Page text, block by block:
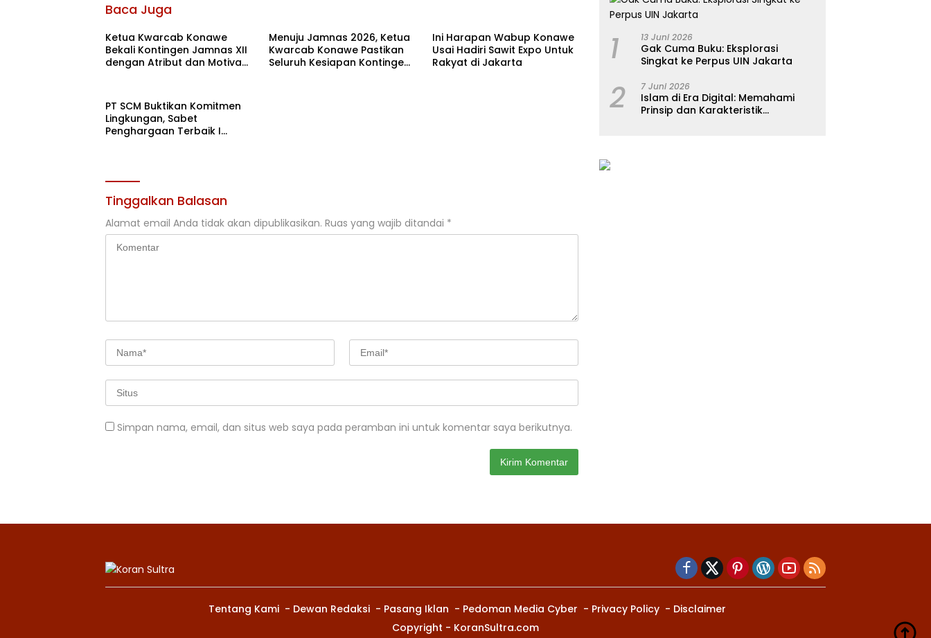
Baca Juga
Ketua Kwarcab Konawe
Bekali Kontingen Jamnas XII
dengan Atribut dan Motivasi,
Menuju Jamnas 2026, Ketua
Kwarcab Konawe Pastikan
Seluruh Kesiapan Kontingen
Ini Harapan Wabup Konawe
Usai Hadiri Sawit Expo Untuk
Rakyat di Jakarta
PT SCM Buktikan Komitmen
Lingkungan, Sabet
Penghargaan Terbaik I
Tinggalkan Balasan
Alamat email Anda tidak akan dipublikasikan. Ruas yang wajib ditandai *
Simpan nama, email, dan situs web saya pada peramban ini untuk komentar saya berikutnya.
1 13 Juni 2026
Gak Cuma Buku: Eksplorasi
Singkat ke Perpus UIN Jakarta
2 7 Juni 2026
Islam di Era Digital: Memahami
Prinsip dan Karakteristik
Tentang Kami Dewan Redaksi Pasang Iklan Pedoman Media Cyber Privacy Policy
Disclaimer
Copyright - KoranSultra.com